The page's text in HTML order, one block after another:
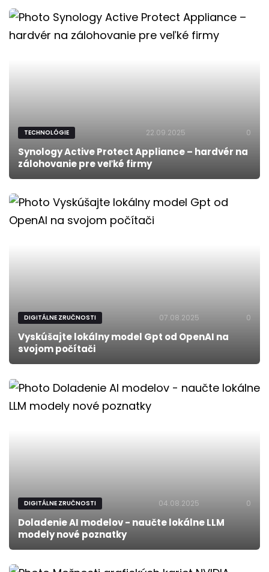
TECHNOLÓGIE 22.09.2025 0
Synology Active Protect Appliance – hardvér na
zálohovanie pre veľké firmy
DIGITÁLNE ZRUČNOSTI 07.08.2025 0
Vyskúšajte lokálny model Gpt od OpenAI na
svojom počítači
DIGITÁLNE ZRUČNOSTI 04.08.2025 0
Doladenie AI modelov - naučte lokálne LLM
modely nové poznatky